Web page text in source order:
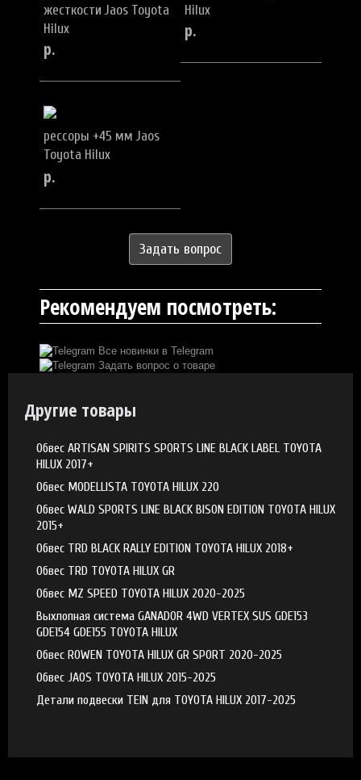
жесткости Jaos Toyota
Hilux
р.
Hilux
р.
рессоры +45 мм Jaos
Toyota Hilux
р.
Задать вопрос
Рекомендуем посмотреть:
Все новинки в Telegram
Задать вопрос о товаре
Другие товары
Обвес ARTISAN SPIRITS SPORTS LINE BLACK LABEL TOYOTA
HILUX 2017+
Обвес MODELLISTA TOYOTA HILUX 220
Обвес WALD SPORTS LINE BLACK BISON EDITION TOYOTA HILUX
2015+
Обвес TRD BLACK RALLY EDITION TOYOTA HILUX 2018+
Обвес TRD TOYOTA HILUX GR
Обвес MZ SPEED TOYOTA HILUX 2020-2025
Выхлопная система GANADOR 4WD VERTEX SUS GDE153
GDE154 GDE155 TOYOTA HILUX
Обвес ROWEN TOYOTA HILUX GR SPORT 2020-2025
Обвес JAOS TOYOTA HILUX 2015-2025
Детали подвески TEIN для TOYOTA HILUX 2017-2025